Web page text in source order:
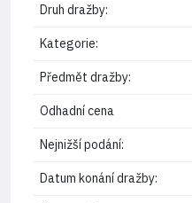
Druh dražby:
Kategorie:
Předmět dražby:
Odhadní cena
Nejnižší podání:
Datum konání dražby: